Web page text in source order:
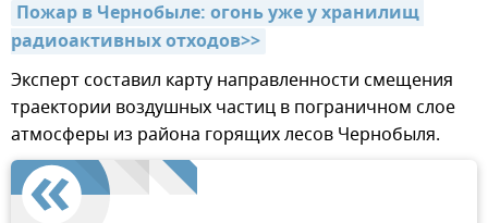
Пожар в Чернобыле: огонь уже у хранилищ
радиоактивных отходов>>
Эксперт составил карту направленности смещения
траектории воздушных частиц в пограничном слое
атмосферы из района горящих лесов Чернобыля.